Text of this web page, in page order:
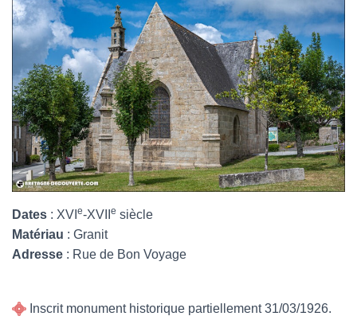
Dates : XVI e-XVII e siècle
Matériau : Granit
Adresse : Rue de Bon Voyage
Inscrit monument historique partiellement 31/03/1926.